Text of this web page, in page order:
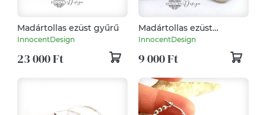
Madártollas ezüst gyűrű
InnocentDesign
23 000 Ft
Madártollas ezüst
fülbevaló
InnocentDesign
9 000 Ft